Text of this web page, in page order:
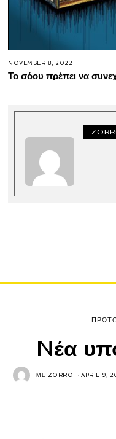
NOVEMBER 8, 2022
Το σόου πρέπει να
Nέα
ΜΕ ZORRO APRIL 9,